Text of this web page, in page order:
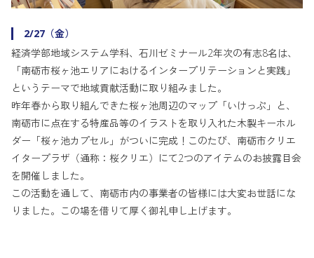
2/27（金）
経済学部地域システム学科、石川ゼミナール2年次の有志8名は、
「南砺市桜ヶ池エリアにおけるインタープリテーションと実践」
というテーマで地域貢献活動に取り組みました。
昨年春から取り組んできた桜ヶ池周辺のマップ「いけっぷ」と、
南砺市に点在する特産品等のイラストを取り入れた木製キーホル
ダー「桜ヶ池カプセル」がついに完成！このたび、南砺市クリエ
イタープラザ（通称：桜クリエ）にて2つのアイテムのお披露目会
を開催しました。
この活動を通して、南砺市内の事業者の皆様には大変お世話にな
りました。この場を借りて厚く御礼申し上げます。